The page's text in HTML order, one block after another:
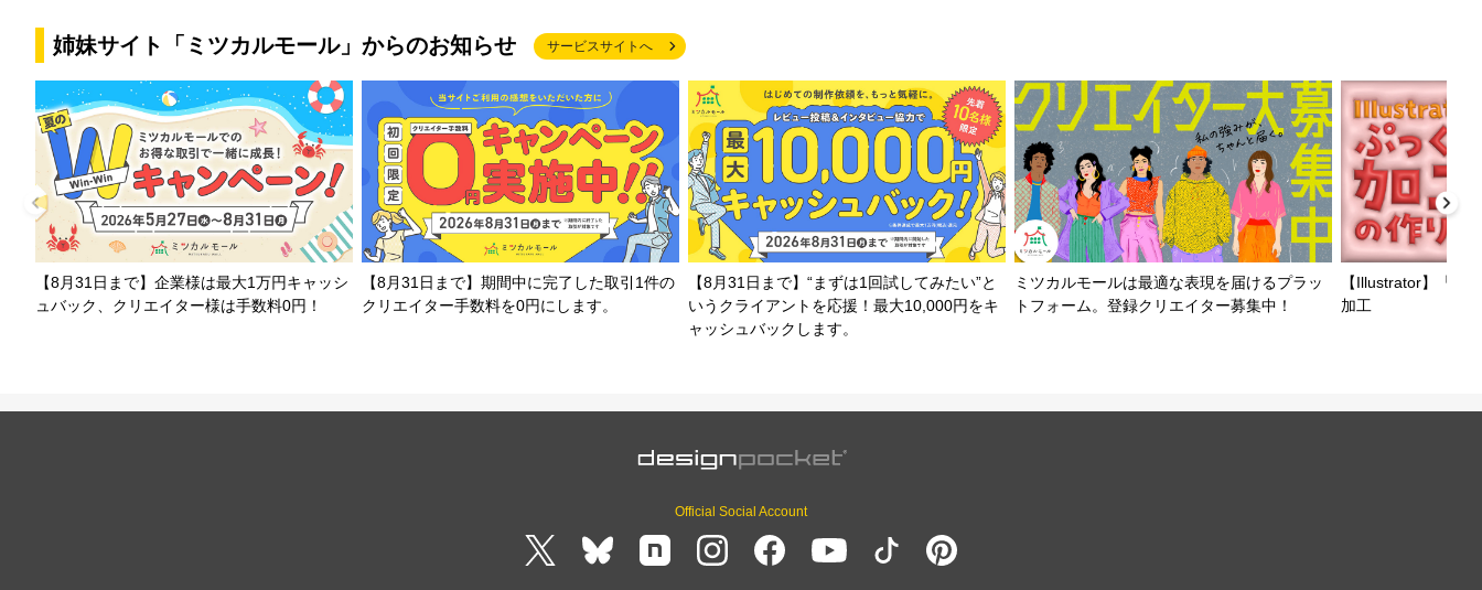
姉妹サイト「ミツカルモール」からのお知らせ サービスサイトへ
【8月31日まで】企業様は最大1万円キャッシ
ュバック、クリエイター様は手数料0円！
【8月31日まで】期間中に完了した取引1件の
クリエイター手数料を0円にします。
【8月31日まで】“まずは1回試してみたい”と
いうクライアントを応援！最大10,000円をキ
ャッシュバックします。
ミツカルモールは最適な表現を届けるプラッ
トフォーム。登録クリエイター募集中！
【Illustrator】「3D
加工
Official Social Account